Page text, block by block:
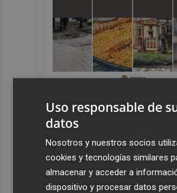
Últimas Noticias
Castelló apuesta por convertir el
científico: recibirá a un gran equipo de
El Villarreal anuncia a sus seis
Uso responsable de
datos
Nosotros y nuestros socios
cookies y tecnologías similares
almacenar y acceder a
dispositivo y procesar datos